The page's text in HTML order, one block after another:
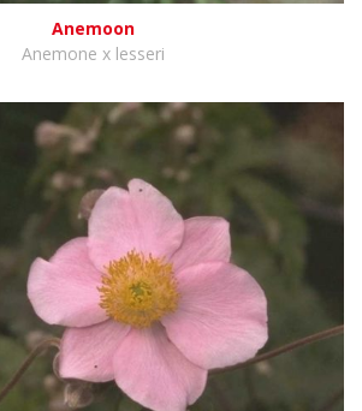
Anemoon
Anemone x lesseri